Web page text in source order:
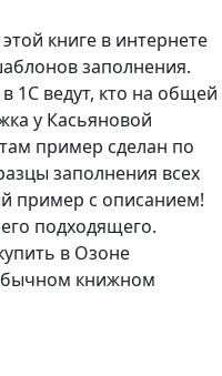
книге в интернете
заполнения.
1С ведут, кто на общей
у Касьяновой
пример сделан по
заполнения всех
пример с описанием!
подходящего.
в Озоне
книжном